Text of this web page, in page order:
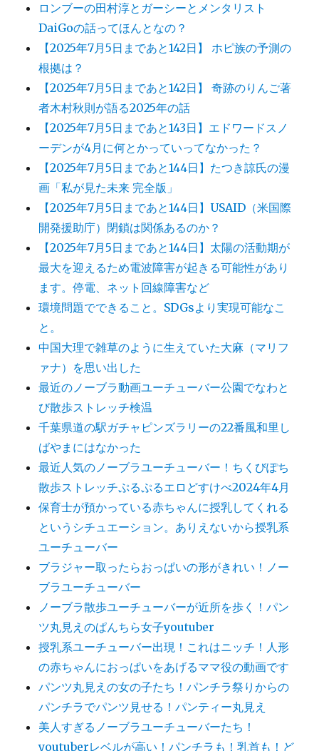
ロンブーの田村淳とガーシーとメンタリスト
DaiGoの話ってほんとなの？
【2025年7月5日まであと142日】 ホピ族の予測の
根拠は？
【2025年7月5日まであと142日】 奇跡のりんご著
者木村秋則が語る2025年の話
【2025年7月5日まであと143日】エドワードスノ
ーデンが4月に何とかっていってなかった？
【2025年7月5日まであと144日】たつき諒氏の漫
画「私が見た未来 完全版」
【2025年7月5日まであと144日】USAID（米国際
開発援助庁）閉鎖は関係あるのか？
【2025年7月5日まであと144日】太陽の活動期が
最大を迎えるため電波障害が起きる可能性があり
ます。停電、ネット回線障害など
環境問題でできること。SDGsより実現可能なこ
と。
中国大理で雑草のように生えていた大麻（マリフ
ァナ）を思い出した
最近のノーブラ動画ユーチューバー公園でなわと
び散歩ストレッチ検温
千葉県道の駅ガチャピンズラリーの22番風和里し
ばやまにはなかった
最近人気のノーブラユーチューバー！ちくびぽち
散歩ストレッチぷるぷるエロどすけべ2024年4月
保育士が預かっている赤ちゃんに授乳してくれる
というシチュエーション。ありえないから授乳系
ユーチューバー
ブラジャー取ったらおっぱいの形がきれい！ノー
ブラユーチューバー
ノーブラ散歩ユーチューバーが近所を歩く！パン
ツ丸見えのぱんちら女子youtuber
授乳系ユーチューバー出現！これはニッチ！人形
の赤ちゃんにおっぱいをあげるママ役の動画です
パンツ丸見えの女の子たち！パンチラ祭りからの
パンチラでパンツ見せる！パンティー丸見え
美人すぎるノーブラユーチューバーたち！
youtuberレベルが高い！パンチラも！乳首も！ど